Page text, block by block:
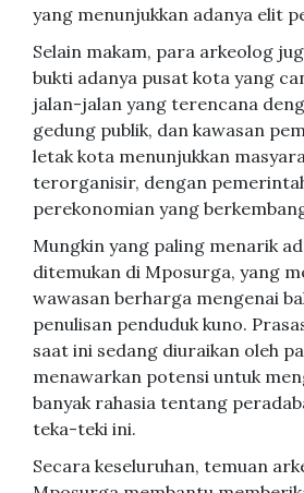
yang menunjukkan adanya elit
Selain makam, para arkeolog
bukti adanya pusat kota yang
jalan-jalan yang terencana
gedung publik, dan kawasan
letak kota menunjukkan
terorganisir, dengan
perekonomian yang
Mungkin yang paling menarik
ditemukan di Mposurga, yang
wawasan berharga mengenai
penulisan penduduk kuno.
saat ini sedang diuraikan oleh
menawarkan potensi untuk
banyak rahasia tentang
teka-teki ini.
Secara keseluruhan, temuan